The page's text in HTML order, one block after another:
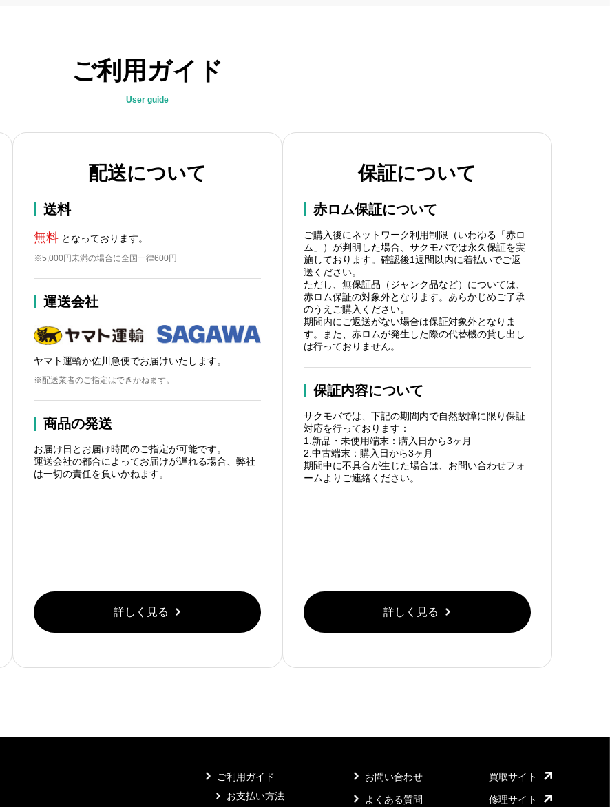
ご利用ガイド
User guide
配送について
送料
無料となっております。
※5,000円未満の場合に全国一律600円
運送会社
ヤマト運輸か佐川急便でお届けいたします。
※配送業者のご指定はできかねます。
商品の発送
お届け日とお届け時間のご指定が可能です。
運送会社の都合によってお届けが遅れる場合、弊社
は一切の責任を負いかねます。
詳しく見る
保証について
赤ロム保証について
ご購入後にネットワーク利用制限（いわゆる「赤ロ
ム」）が判明した場合、サクモバでは永久保証を実
施しております。確認後1週間以内に着払いでご返
送ください。
ただし、無保証品（ジャンク品など）については、
赤ロム保証の対象外となります。あらかじめご了承
のうえご購入ください。
期間内にご返送がない場合は保証対象外となりま
す。また、赤ロムが発生した際の代替機の貸し出し
は行っておりません。
保証内容について
サクモバでは、下記の期間内で自然故障に限り保証
対応を行っております：
1.新品・未使用端末：購入日から3ヶ月
2.中古端末：購入日から3ヶ月
期間中に不具合が生じた場合は、お問い合わせフォ
ームよりご連絡ください。
詳しく見る
ご利用ガイド
お支払い方法
お問い合わせ
よくある質問
買取サイト
修理サイト